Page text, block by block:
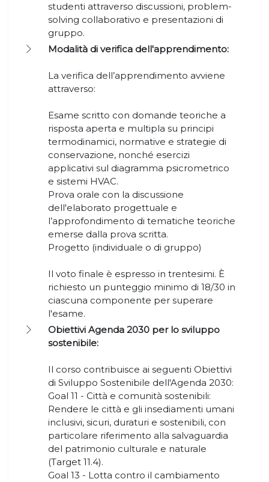
studenti attraverso discussioni, problem-
solving collaborativo e presentazioni di
gruppo.
Modalità di verifica dell'apprendimento:
La verifica dell’apprendimento avviene
attraverso:
Esame scritto con domande teoriche a
risposta aperta e multipla su principi
termodinamici, normative e strategie di
conservazione, nonché esercizi
applicativi sul diagramma psicrometrico
e sistemi HVAC.
Prova orale con la discussione
dell'elaborato progettuale e
l’approfondimento di tematiche teoriche
emerse dalla prova scritta.
Progetto (individuale o di gruppo)
Il voto finale è espresso in trentesimi. È
richiesto un punteggio minimo di 18/30 in
ciascuna componente per superare
l'esame.
Obiettivi Agenda 2030 per lo sviluppo
sostenibile:
Il corso contribuisce ai seguenti Obiettivi
di Sviluppo Sostenibile dell'Agenda 2030:
Goal 11 - Città e comunità sostenibili:
Rendere le città e gli insediamenti umani
inclusivi, sicuri, duraturi e sostenibili, con
particolare riferimento alla salvaguardia
del patrimonio culturale e naturale
(Target 11.4).
Goal 13 - Lotta contro il cambiamento